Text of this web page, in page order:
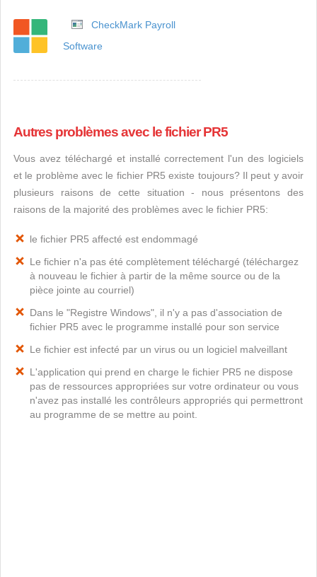
CheckMark Payroll
Software
Autres problèmes avec le fichier PR5
Vous avez téléchargé et installé correctement l'un des logiciels
et le problème avec le fichier PR5 existe toujours? Il peut y avoir
plusieurs raisons de cette situation - nous présentons des
raisons de la majorité des problèmes avec le fichier PR5:
le fichier PR5 affecté est endommagé
Le fichier n'a pas été complètement téléchargé (téléchargez
à nouveau le fichier à partir de la même source ou de la
pièce jointe au courriel)
Dans le "Registre Windows", il n'y a pas d'association de
fichier PR5 avec le programme installé pour son service
Le fichier est infecté par un virus ou un logiciel malveillant
L'application qui prend en charge le fichier PR5 ne dispose
pas de ressources appropriées sur votre ordinateur ou vous
n'avez pas installé les contrôleurs appropriés qui permettront
au programme de se mettre au point.